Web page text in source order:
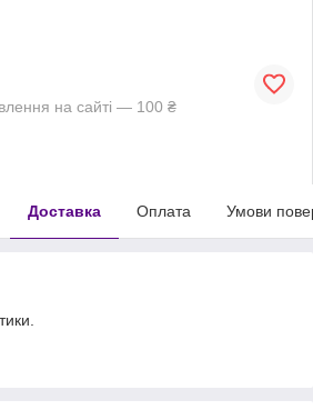
на сайті — 100 ₴
Доставка Оплата Умови